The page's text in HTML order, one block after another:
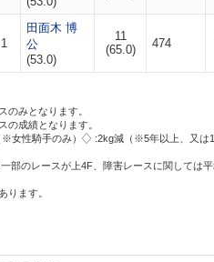
1
田面木 博
公
(53.0)
11
(65.0)
474
みとなります。
成績となります。
女性騎手のみ）
:2kg減（※5年以上、又は
部のレースが上4F、障害レースに関しては
ります。